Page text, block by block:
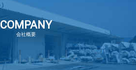
COMPANY
会社概要